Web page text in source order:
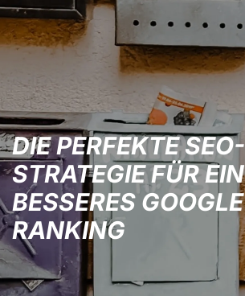
DIE PERFEKTE SEO-
STRATEGIE FÜR EIN
BESSERES GOOGLE
RANKING